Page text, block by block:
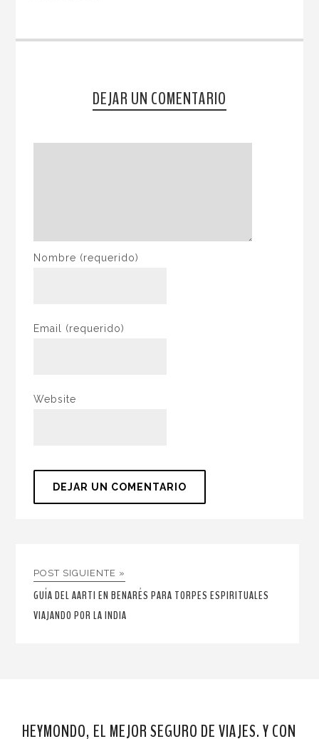
DEJAR UN COMENTARIO
Nombre (requerido)
Email (requerido)
Website
POST SIGUIENTE »
GUÍA DEL AARTI EN BENARÉS PARA TORPES ESPIRITUALES
VIAJANDO POR LA INDIA
HEYMONDO, EL MEJOR SEGURO DE VIAJES. Y CON